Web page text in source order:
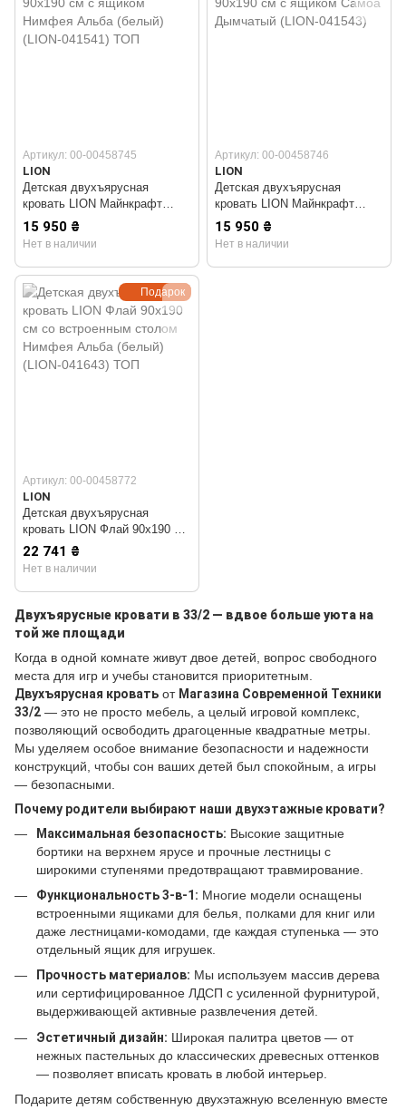
Артикул: 00-00458745
LION
Детская двухъярусная
кровать LION Майнкрафт
90х190 см с ящиком Нимфея
Альба (белый) (LION-041541)
15 950 ₴
Нет в наличии
Артикул: 00-00458746
LION
Детская двухъярусная
кровать LION Майнкрафт
90х190 см с ящиком Самоа
Дымчатый (LION-041543)
15 950 ₴
Нет в наличии
Подарок
Артикул: 00-00458772
LION
Детская двухъярусная
кровать LION Флай 90х190 см
со встроенным столом
Нимфея Альба (белый) (LION-
22 741 ₴
Нет в наличии
Двухъярусные кровати в 33/2 — вдвое больше уюта на
той же площади
Когда в одной комнате живут двое детей, вопрос свободного
места для игр и учебы становится приоритетным.
Двухъярусная кровать от Магазина Современной Техники
33/2 — это не просто мебель, а целый игровой комплекс,
позволяющий освободить драгоценные квадратные метры.
Мы уделяем особое внимание безопасности и надежности
конструкций, чтобы сон ваших детей был спокойным, а игры
— безопасными.
Почему родители выбирают наши двухэтажные кровати?
Максимальная безопасность: Высокие защитные
бортики на верхнем ярусе и прочные лестницы с
широкими ступенями предотвращают травмирование.
Функциональность 3-в-1: Многие модели оснащены
встроенными ящиками для белья, полками для книг или
даже лестницами-комодами, где каждая ступенька — это
отдельный ящик для игрушек.
Прочность материалов: Мы используем массив дерева
или сертифицированное ЛДСП с усиленной фурнитурой,
выдерживающей активные развлечения детей.
Эстетичный дизайн: Широкая палитра цветов — от
нежных пастельных до классических древесных оттенков
— позволяет вписать кровать в любой интерьер.
Подарите детям собственную двухэтажную вселенную вместе